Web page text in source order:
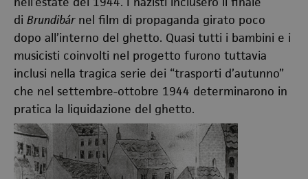
di Brundibárnel film di propaganda girato poco
dopo all’interno del ghetto. Quasi tutti i bambini e i
musicisti coinvolti nel progetto furono tuttavia
inclusi nella tragica serie dei “trasporti d’autunno”
che nel settembre-ottobre 1944 determinarono in
pratica la liquidazione del ghetto.